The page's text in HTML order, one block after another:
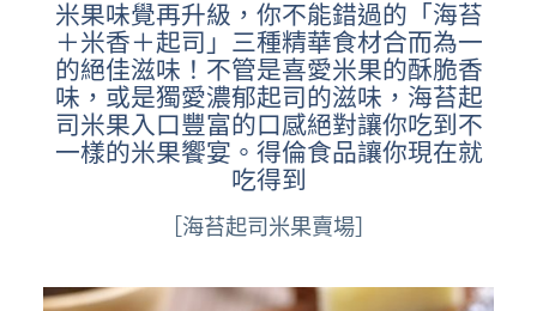
米果味覺再升級，你不能錯過的「海苔
＋米香＋起司」三種精華食材合而為一
的絕佳滋味！不管是喜愛米果的酥脆香
味，或是獨愛濃郁起司的滋味，海苔起
司米果入口豐富的口感絕對讓你吃到不
一樣的米果饗宴。得倫食品讓你現在就
吃得到
［海苔起司米果賣場］